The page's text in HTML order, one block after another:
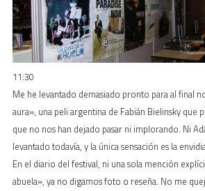
11:30
Me he levantado demasiado pronto para al final
aura», una peli argentina de Fabián Bielinsky que
que no nos han dejado pasar ni implorando. Ni
levantado todavía, y la única sensación es la
En el diario del festival, ni una sola mención
abuela», ya no digamos foto o reseña. No me